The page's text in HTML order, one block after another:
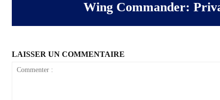
Wing Commander:
LAISSER UN COMMENTAIRE